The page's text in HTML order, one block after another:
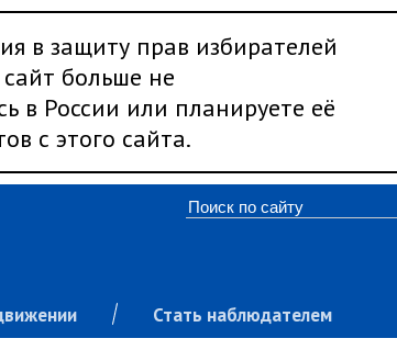
в защиту прав избирателей
больше не
в России или планируете её
с этого сайта.
Стать наблюдателем